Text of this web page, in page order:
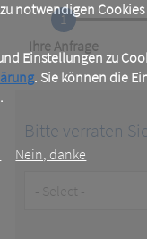
notwendigen Cookies
Einstellungen zu
. Sie können die
Nein, danke
1
Current
Ihre Anfrage
Bitte verraten
Type